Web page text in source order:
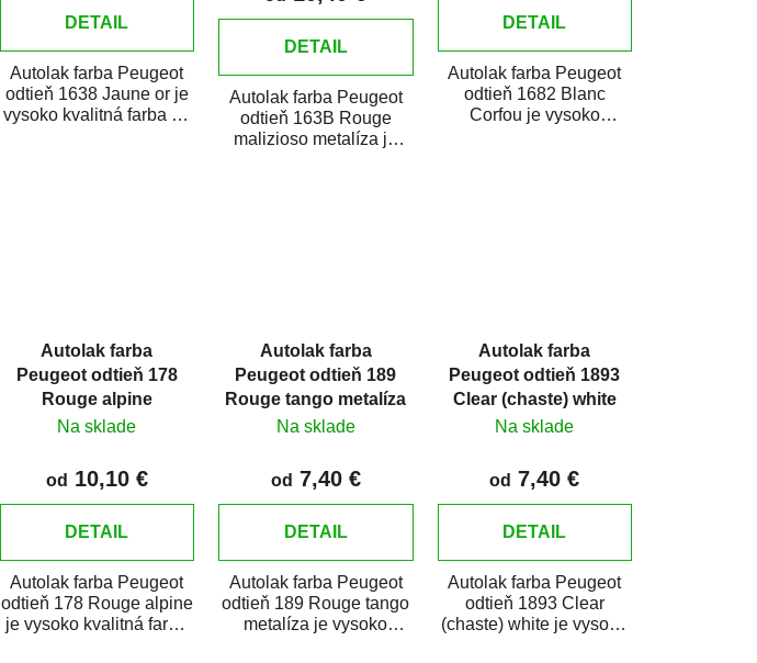
DETAIL
Autolak farba Peugeot
odtieň 1638 Jaune or je
vysoko kvalitná farba na
DETAIL
Autolak farba Peugeot
odtieň 163B Rouge
malizioso metalíza je
DETAIL
Autolak farba Peugeot
odtieň 1682 Blanc
Corfou je vysoko
Autolak farba
Peugeot odtieň 178
Rouge alpine
Na sklade
od 10,10 €
DETAIL
Autolak farba Peugeot
odtieň 178 Rouge alpine
je vysoko kvalitná farba
Autolak farba
Peugeot odtieň 189
Rouge tango metalíza
Na sklade
od 7,40 €
DETAIL
Autolak farba Peugeot
odtieň 189 Rouge tango
metalíza je vysoko
Autolak farba
Peugeot odtieň 1893
Clear (chaste) white
Na sklade
od 7,40 €
DETAIL
Autolak farba Peugeot
odtieň 1893 Clear
(chaste) white je vysoko